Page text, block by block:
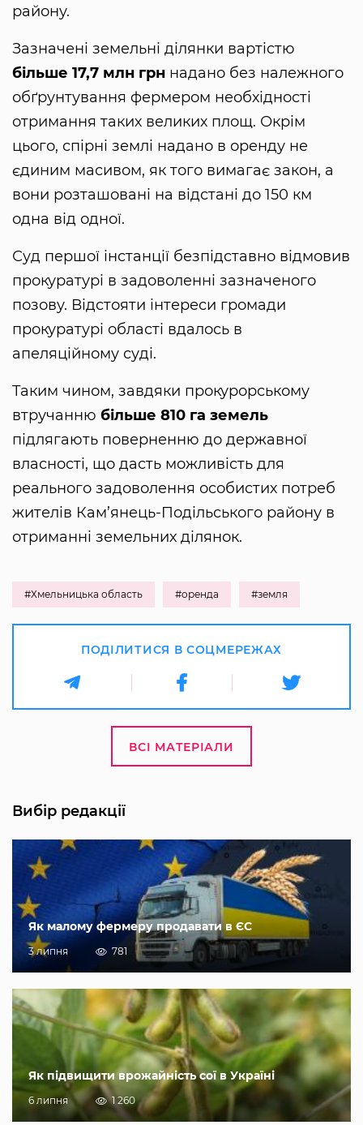
району.
Зазначені земельні ділянки вартістю
більше 17,7 млн грн надано без належного
обґрунтування фермером необхідності
отримання таких великих площ. Окрім
цього, спірні землі надано в оренду не
єдиним масивом, як того вимагає закон, а
вони розташовані на відстані до 150 км
одна від одної.
Суд першої інстанції безпідставно відмовив
прокуратурі в задоволенні зазначеного
позову. Відстояти інтереси громади
прокуратурі області вдалось в
апеляційному суді.
Таким чином, завдяки прокурорському
втручанню більше 810 га земель
підлягають поверненню до державної
власності, що дасть можливість для
реального задоволення особистих потреб
жителів Кам’янець-Подільського району в
отриманні земельних ділянок.
#Хмельницька область #оренда #земля
ПОДІЛИТИСЯ В СОЦМЕРЕЖАХ
ВСІ МАТЕРІАЛИ
Вибір редакції
Як малому фермеру продавати в ЄС
3 липня 781
Як підвищити врожайність сої в Україні
6 липня 1 260